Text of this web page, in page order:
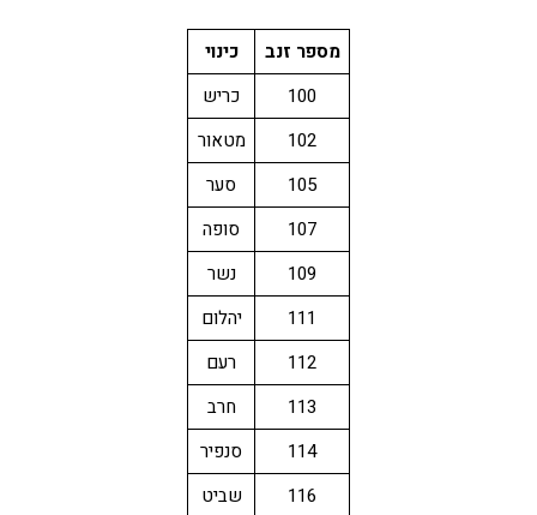
מספר זנב
כינוי
100
כריש
102
מטאור
105
סער
107
סופה
109
נשר
111
יהלום
112
רעם
113
חרב
114
סנפיר
116
שביט